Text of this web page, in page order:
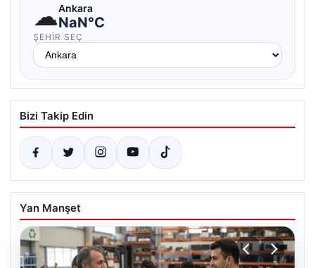
☁Ankara
NaN°C
ŞEHIR SEÇ
Bizi Takip Edin
Yan Manşet